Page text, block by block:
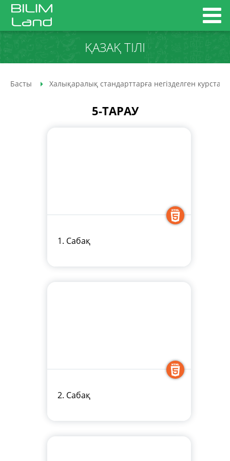
ҚАЗАҚ ТІЛІ
Басты Халықаралық стандарттарға негізделген курстар
5-ТАРАУ
1. Сабақ
2. Сабақ